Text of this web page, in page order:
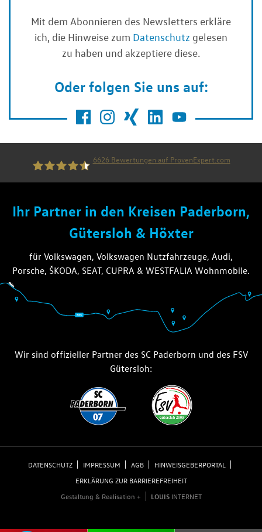
Mit dem Abonnieren des Newsletters erkläre
ich, die Hinweise zum Datenschutz gelesen
zu haben und akzeptiere diese.
Oder folgen Sie uns auf:
6626 Bewertungen auf ProvenExpert.com
Ihr Partner in den Kreisen Paderborn,
Gütersloh & Höxter
für Volkswagen, Volkswagen Nutzfahrzeuge, Audi,
Porsche, ŠKODA, SEAT, CUPRA & WESTFALIA Wohnmobile.
Wir sind offizieller Partner des SC Paderborn und des FSV
Gütersloh:
DATENSCHUTZ IMPRESSUM AGB
HINWEISGEBERPORTAL
ERKLÄRUNG ZUR BARRIEREFREIHEIT
Gestaltung & Realisation +
LOUISINTERNET